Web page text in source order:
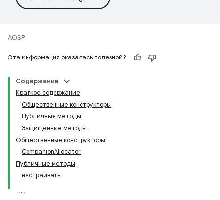
AOSP
Эта информация оказалась полезной?
Содержание
Краткое содержание
Общественные конструкторы
Публичные методы
Защищенные методы
Общественные конструкторы
CompanionAllocator
Публичные методы
настраивать